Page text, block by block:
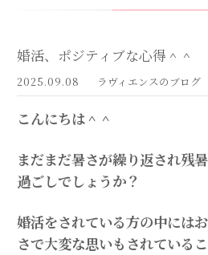
婚活、ポジティブな心得＾＾
2025.09.08 ラヴィエンスのブログ
こんにちは＾＾
まだまだ暑さが繰り返され残
過ごしでしょうか？
婚活をされている方の中には
さで大変な思いもされているこ